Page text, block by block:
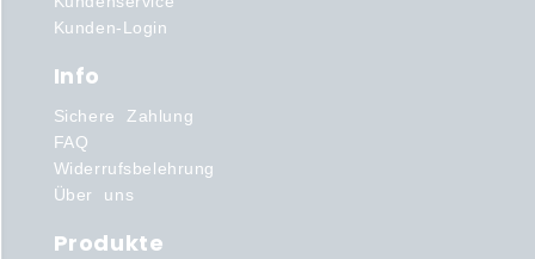
Kunden-Login
Info
Sichere Zahlung
FAQ
Widerrufsbelehrung
Über uns
Produkte